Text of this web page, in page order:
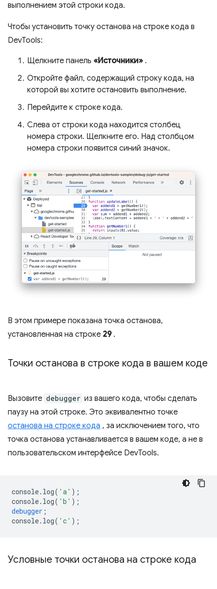
выполнением этой строки кода.
Чтобы установить точку останова на строке кода в
DevTools:
Щелкните панель «Источники» .
Откройте файл, содержащий строку кода, на
которой вы хотите остановить выполнение.
Перейдите к строке кода.
Слева от строки кода находится столбец
номера строки. Щелкните его. Над столбцом
номера строки появится синий значок.
В этом примере показана точка останова,
установленная на строке 29.
Точки останова в строке кода в вашем коде
Вызовите debugger из вашего кода, чтобы сделать
паузу на этой строке. Это эквивалентно точке
останова на строке кода , за исключением того, что
точка останова устанавливается в вашем коде, а не в
пользовательском интерфейсе DevTools.
console. log( 'a' );
console. log( 'b' );
debugger ;
console. log( 'c' );
Условные точки останова на строке кода